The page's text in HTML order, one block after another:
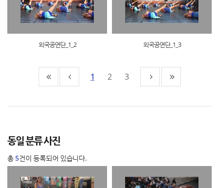
외국공연단_1_2 외국공연단_1_3
1 2 3
동일 분류 사진
총5건이 등록되어 있습니다.